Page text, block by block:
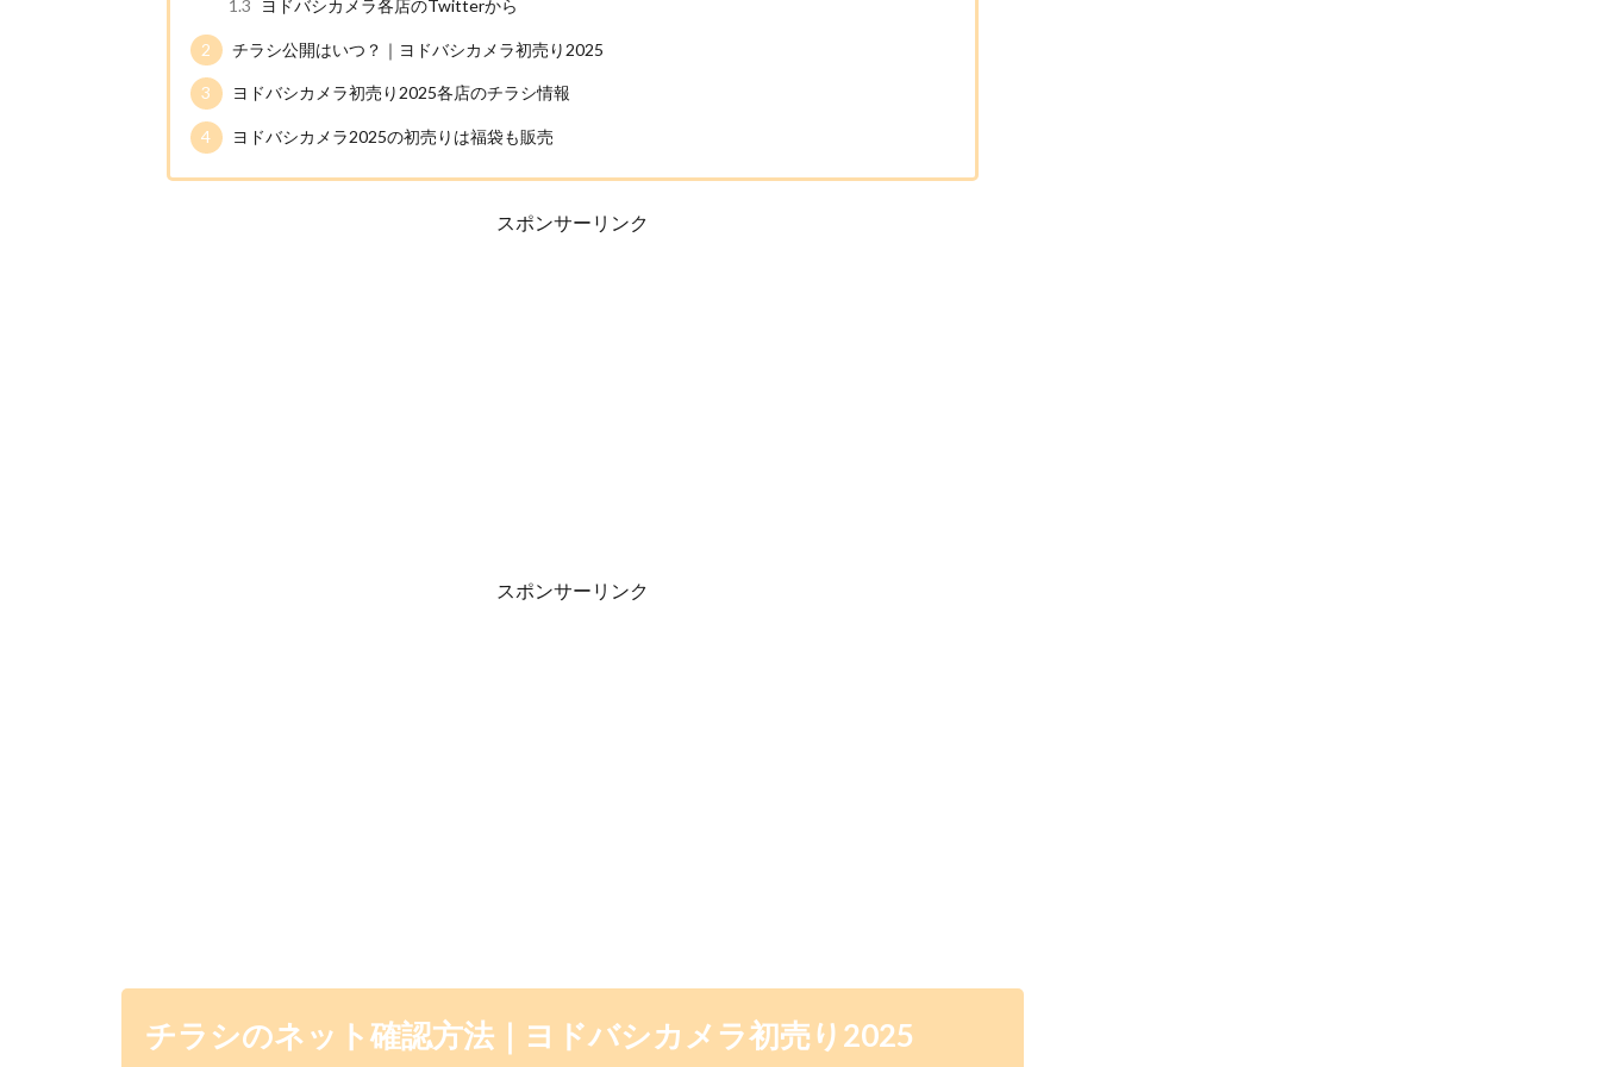
1.3 ヨドバシカメラ各店のTwitterから
2 チラシ公開はいつ？｜ヨドバシカメラ初売り2025
3 ヨドバシカメラ初売り2025各店のチラシ情報
4 ヨドバシカメラ2025の初売りは福袋も販売
スポンサーリンク
スポンサーリンク
チラシのネット確認方法｜ ヨドバシカメラ初売り2025